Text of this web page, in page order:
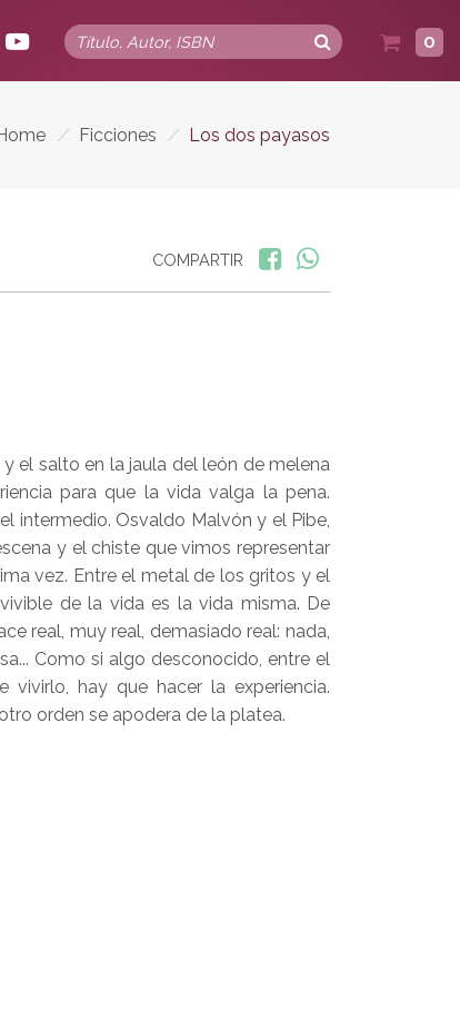
0
/ Ficciones / Los dos payasos
COMPARTIR
el salto en la jaula del león de melena
para que la vida valga la pena.
intermedio. Osvaldo Malvón y el Pibe,
y el chiste que vimos representar
vez. Entre el metal de los gritos y el
de la vida es la vida misma. De
real, muy real, demasiado real: nada,
Como si algo desconocido, entre el
vivirlo, hay que hacer la experiencia.
orden se apodera de la platea.